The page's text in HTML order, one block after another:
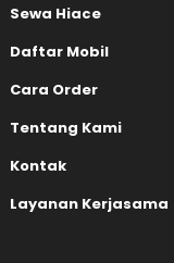
Sewa Hiace
Daftar Mobil
Cara Order
Tentang Kami
Kontak
Layanan Kerjasama